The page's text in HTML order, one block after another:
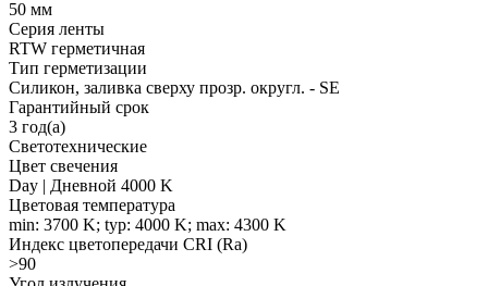
50 мм
Серия ленты
RTW герметичная
Тип герметизации
Силикон, заливка сверху прозр. округл. - SE
Гарантийный срок
3 год(а)
Светотехнические
Цвет свечения
Day | Дневной 4000 K
Цветовая температура
min: 3700 K; typ: 4000 K; max: 4300 K
Индекс цветопередачи CRI (Ra)
>90